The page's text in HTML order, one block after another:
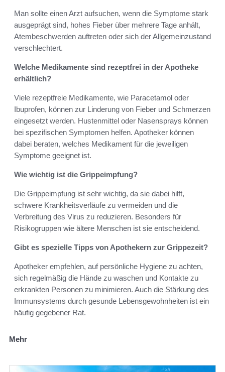
Man sollte einen Arzt aufsuchen, wenn die Symptome stark
ausgeprägt sind, hohes Fieber über mehrere Tage anhält,
Atembeschwerden auftreten oder sich der Allgemeinzustand
verschlechtert.
Welche Medikamente sind rezeptfrei in der Apotheke
erhältlich?
Viele rezeptfreie Medikamente, wie Paracetamol oder
Ibuprofen, können zur Linderung von Fieber und Schmerzen
eingesetzt werden. Hustenmittel oder Nasensprays können
bei spezifischen Symptomen helfen. Apotheker können
dabei beraten, welches Medikament für die jeweiligen
Symptome geeignet ist.
Wie wichtig ist die Grippeimpfung?
Die Grippeimpfung ist sehr wichtig, da sie dabei hilft,
schwere Krankheitsverläufe zu vermeiden und die
Verbreitung des Virus zu reduzieren. Besonders für
Risikogruppen wie ältere Menschen ist sie entscheidend.
Gibt es spezielle Tipps von Apothekern zur Grippezeit?
Apotheker empfehlen, auf persönliche Hygiene zu achten,
sich regelmäßig die Hände zu waschen und Kontakte zu
erkrankten Personen zu minimieren. Auch die Stärkung des
Immunsystems durch gesunde Lebensgewohnheiten ist ein
häufig gegebener Rat.
Mehr